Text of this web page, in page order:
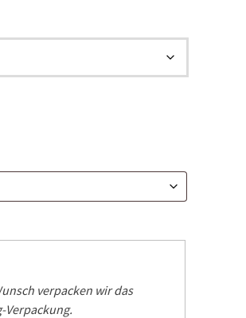
verpacken wir das